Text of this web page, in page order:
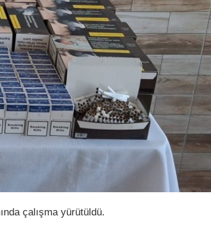
çalışma yürütüldü.